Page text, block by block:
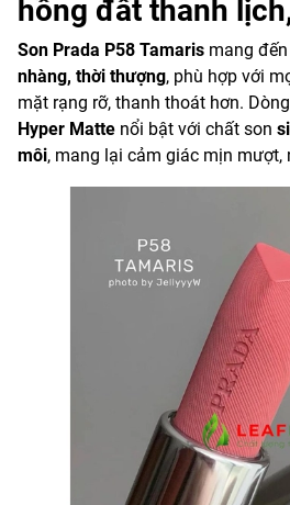
hồng đất thanh
Son Prada P58 Tamaris mang
nhàng, thời thượng, phù hợp với
mặt rạng rỡ, thanh thoát hơn. Dòng
Hyper Matte nổi bật với chất son
môi, mang lại cảm giác mịn mượt,